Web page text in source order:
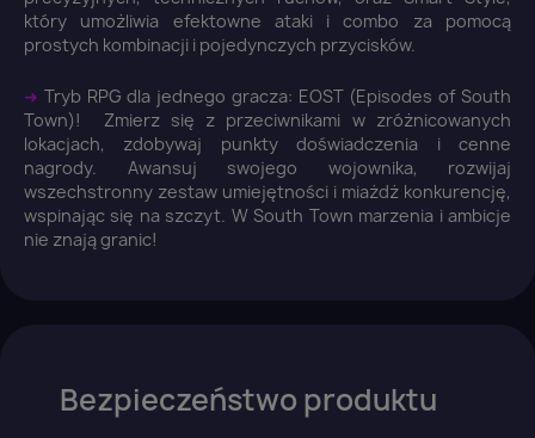
który umożliwia efektowne ataki i combo za pomocą
prostych kombinacji i pojedynczych przycisków.
➜ Tryb RPG dla jednego gracza: EOST (Episodes of South
Town)! Zmierz się z przeciwnikami w zróżnicowanych
lokacjach, zdobywaj punkty doświadczenia i cenne
nagrody. Awansuj swojego wojownika, rozwijaj
wszechstronny zestaw umiejętności i miażdż konkurencję,
wspinając się na szczyt. W South Town marzenia i ambicje
nie znają granic!
Bezpieczeństwo produktu
Anuluj Zaloguj się